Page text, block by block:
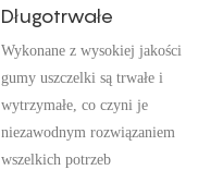
Długotrwałe
Wykonane z wysokiej jakości
gumy uszczelki są trwałe i
wytrzymałe, co czyni je
niezawodnym rozwiązaniem
wszelkich potrzeb